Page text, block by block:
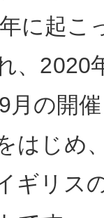
に起こ
、2020
月の開
はじめ
ギリス